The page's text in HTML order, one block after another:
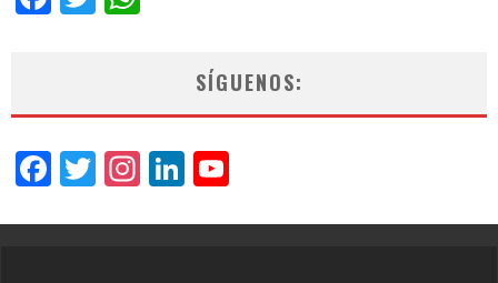
SÍGUENOS:
Facebook
Twitter
Instagram
LinkedIn